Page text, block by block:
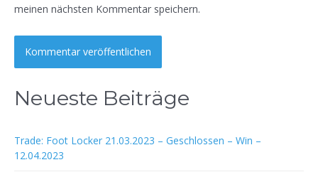
meinen nächsten Kommentar speichern.
Neueste Beiträge
Trade: Foot Locker 21.03.2023 – Geschlossen – Win –
12.04.2023